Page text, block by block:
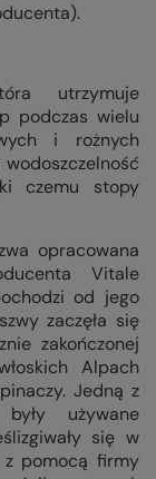
utrzymuje
podczas wielu
i rożnych
czemu stopy
opracowana
Vitale
od jego
zaczęła się
zakończonej
Alpach
Jedną z
używane
się w
z pomocą firmy